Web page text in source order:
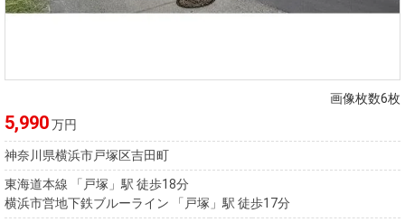
画像枚数6枚
5,990万円
神奈川県横浜市戸塚区吉田町
東海道本線 「戸塚」駅 徒歩18分
横浜市営地下鉄ブルーライン 「戸塚」駅 徒歩17分